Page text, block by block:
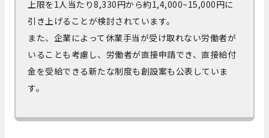
上限を1人当たり8,330円から約1,4,000~15,000円に
引き上げることが検討されています。
また、企業によって休業手当が受け取れない労働者が
いることも考慮し、労働者が直接申請でき、直接給付
金を受給できる新たな制度も創設案も公表していま
す。